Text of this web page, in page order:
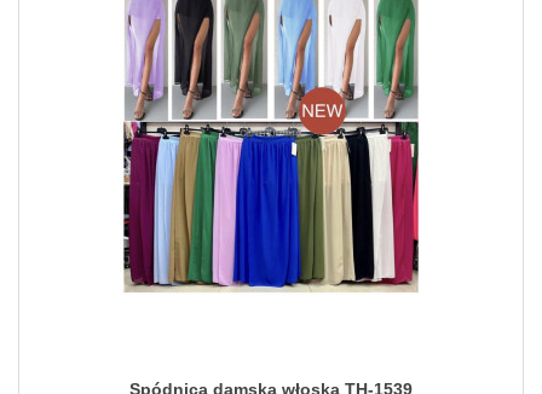
Spódnica damska włoska TH-1539